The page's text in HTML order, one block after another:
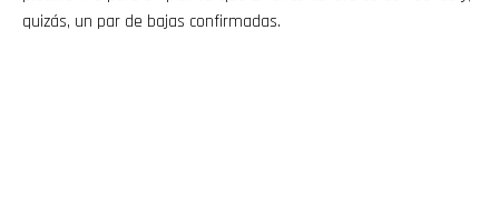
quizás, un par de bajas confirmadas.